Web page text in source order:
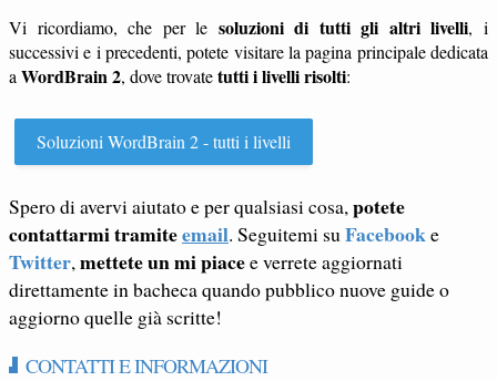
Vi ricordiamo, che per le soluzioni di tutti gli altri livelli, i
successivi e i precedenti, potete visitare la pagina principale dedicata
a WordBrain 2, dove trovatetutti i livelli risolti:
Soluzioni WordBrain 2 - tutti i livelli
Spero di avervi aiutato e per qualsiasi cosa,potete
contattarmi tramiteemail. Seguitemi suFacebooke
Twitter,mettete un mi piacee verrete aggiornati
direttamente in bacheca quando pubblico nuove guide o
aggiorno quelle già scritte!
CONTATTI E INFORMAZIONI